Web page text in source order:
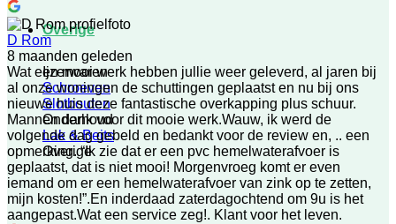
Overige
Ijzerwaren
Schroeven
Slotbouten
Onderhoud
Lak & Beits
Overige
D Rom
8 maanden geleden
Wat een mooi werk hebben jullie weer geleverd, al jaren bij
al onze woningen de schuttingen geplaatst en nu bij ons
nieuwe huis deze fantastische overkapping plus schuur.
Mannen dank voor dit mooie werk.Wauw, ik werd de
volgende dag gebeld en bedankt voor de review en, .. een
opmerking. “Ik zie dat er een pvc hemelwaterafvoer is
geplaatst, dat is niet mooi! Morgenvroeg komt er even
iemand om er een hemelwaterafvoer van zink op te zetten,
mijn kosten!”.En inderdaad zaterdagochtend om 9u is het
aangepast.Wat een service zeg!. Klant voor het leven.